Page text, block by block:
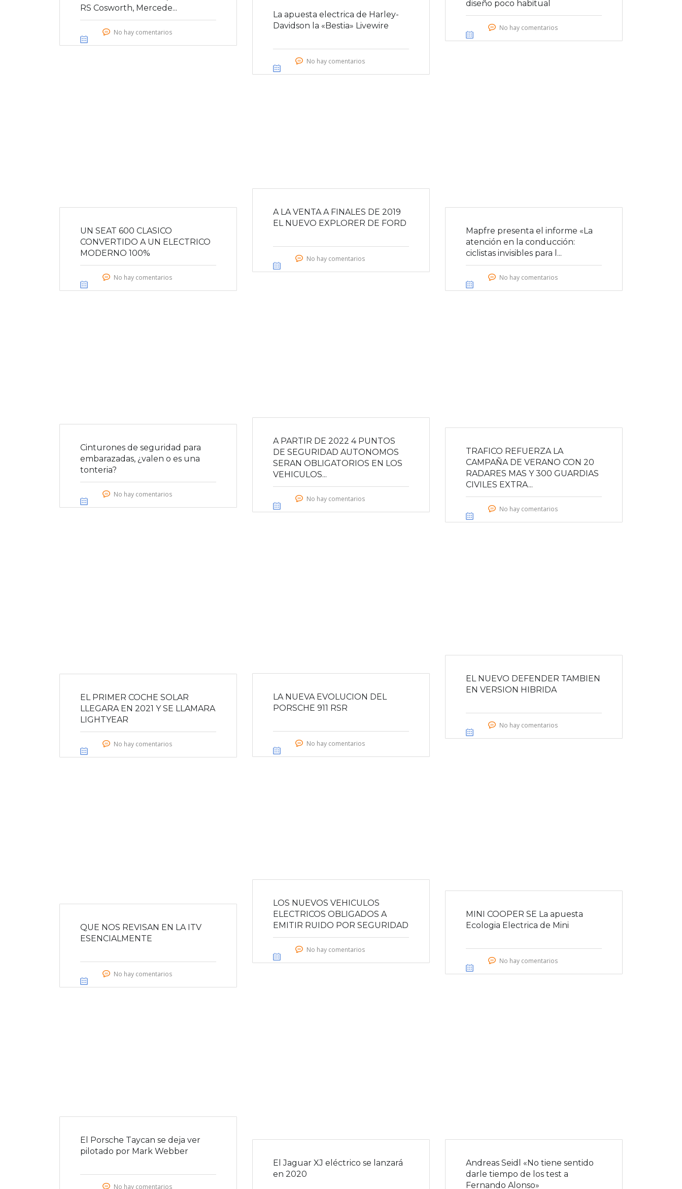
RS Cosworth, Mercede...
No hay comentarios
La apuesta electrica de Harley-
Davidson la «Bestia» Livewire
No hay comentarios
diseño poco habitual
No hay comentarios
UN SEAT 600 CLASICO
CONVERTIDO A UN ELECTRICO
MODERNO 100%
No hay comentarios
A LA VENTA A FINALES DE 2019
EL NUEVO EXPLORER DE FORD
No hay comentarios
Mapfre presenta el informe «La
atención en la conducción:
ciclistas invisibles para l...
No hay comentarios
Cinturones de seguridad para
embarazadas, ¿valen o es una
tonteria?
No hay comentarios
A PARTIR DE 2022 4 PUNTOS
DE SEGURIDAD AUTONOMOS
SERAN OBLIGATORIOS EN LOS
VEHICULOS...
No hay comentarios
TRAFICO REFUERZA LA
CAMPAÑA DE VERANO CON 20
RADARES MAS Y 300 GUARDIAS
CIVILES EXTRA...
No hay comentarios
EL PRIMER COCHE SOLAR
LLEGARA EN 2021 Y SE LLAMARA
LIGHTYEAR
No hay comentarios
LA NUEVA EVOLUCION DEL
PORSCHE 911 RSR
No hay comentarios
EL NUEVO DEFENDER TAMBIEN
EN VERSION HIBRIDA
No hay comentarios
QUE NOS REVISAN EN LA ITV
ESENCIALMENTE
No hay comentarios
LOS NUEVOS VEHICULOS
ELECTRICOS OBLIGADOS A
EMITIR RUIDO POR SEGURIDAD
No hay comentarios
MINI COOPER SE La apuesta
Ecologia Electrica de Mini
No hay comentarios
El Porsche Taycan se deja ver
pilotado por Mark Webber
No hay comentarios
El Jaguar XJ eléctrico se lanzará
en 2020
Andreas Seidl «No tiene sentido
darle tiempo de los test a
Fernando Alonso»